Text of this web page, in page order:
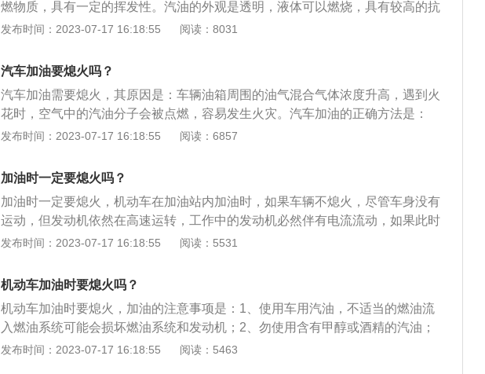
燃物质，具有一定的挥发性。汽油的外观是透明，液体可以燃烧，具有较高的抗
爆震燃烧性能。关于汽油的相关信息如下：1、简介：汽油，是从石油里分馏、
体，可燃，馏程为30℃至220℃。2、重要特性：汽油重要的特性为蒸发性、安定
发布时间：2023-07-17 16:18:55 阅读：8031
汽车加油要熄火吗？
汽车加油需要熄火，其原因是：车辆油箱周围的油气混合气体浓度升高，遇到火
花时，空气中的汽油分子会被点燃，容易发生火灾。汽车加油的正确方法是：
1、进入加油站时降速缓慢开进加油站，加油后低速驶出加油站；2、车辆必须先
不能发动汽车。汽车加油的注意事项是：1、早上或晚上加油，避免中午直晒；
2、跑长途之前多加油；3、不要超过油箱的上限。
发布时间：2023-07-17 16:18:55 阅读：6857
加油时一定要熄火吗？
加油时一定要熄火，机动车在加油站内加油时，如果车辆不熄火，尽管车身没有
运动，但发动机依然在高速运转，工作中的发动机必然伴有电流流动，如果此时
电路出现短路或漏电现象，便十分危险。加油时的注意事项；1、去加油站加油
话，也不要玩手机；4、如果人比较多，就要排队，排队时要注意不要插队；5、
发布时间：2023-07-17 16:18:55 阅读：5531
机动车加油时要熄火吗？
机动车加油时要熄火，加油的注意事项是：1、使用车用汽油，不适当的燃油流
入燃油系统可能会损坏燃油系统和发动机；2、勿使用含有甲醇或酒精的汽油；
3、不要将燃油溅到漆面上避免损坏漆面；4、如油箱门周围结冰无法开启，轻推
发布时间：2023-07-17 16:18:55 阅读：5463